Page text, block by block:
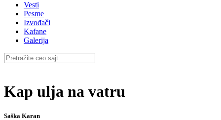
Vesti
Pesme
Izvođači
Kafane
Galerija
Kap ulja na vatru
Saška Karan